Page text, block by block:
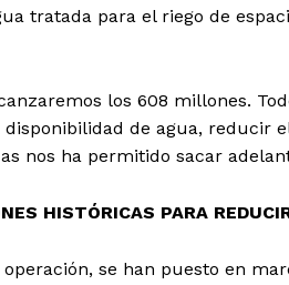
tratada para el riego de
los 608 millones.
de agua, reducir
nos ha permitido sacar
HISTÓRICAS PARA
se han puesto en